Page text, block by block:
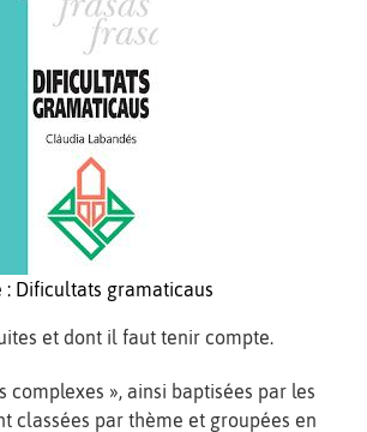
: Dificultats gramaticaus
et dont il faut tenir compte.
complexes », ainsi baptisées par les
classées par thème et groupées en